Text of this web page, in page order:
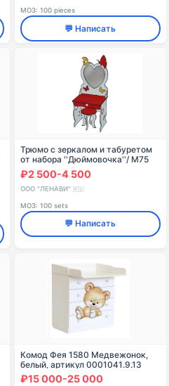
МОЗ: 100 pieces
💬 Написать
Трюмо с зеркалом и табуретом
от набора ''Дюймовочка''/ М75
₽2 500-4 500
ООО "ЛЕНАВИ" 🇷🇺
МОЗ: 100 sets
💬 Написать
Комод Фея 1580 Медвежонок,
белый, артикул 0001041.9.13
₽15 000-25 000